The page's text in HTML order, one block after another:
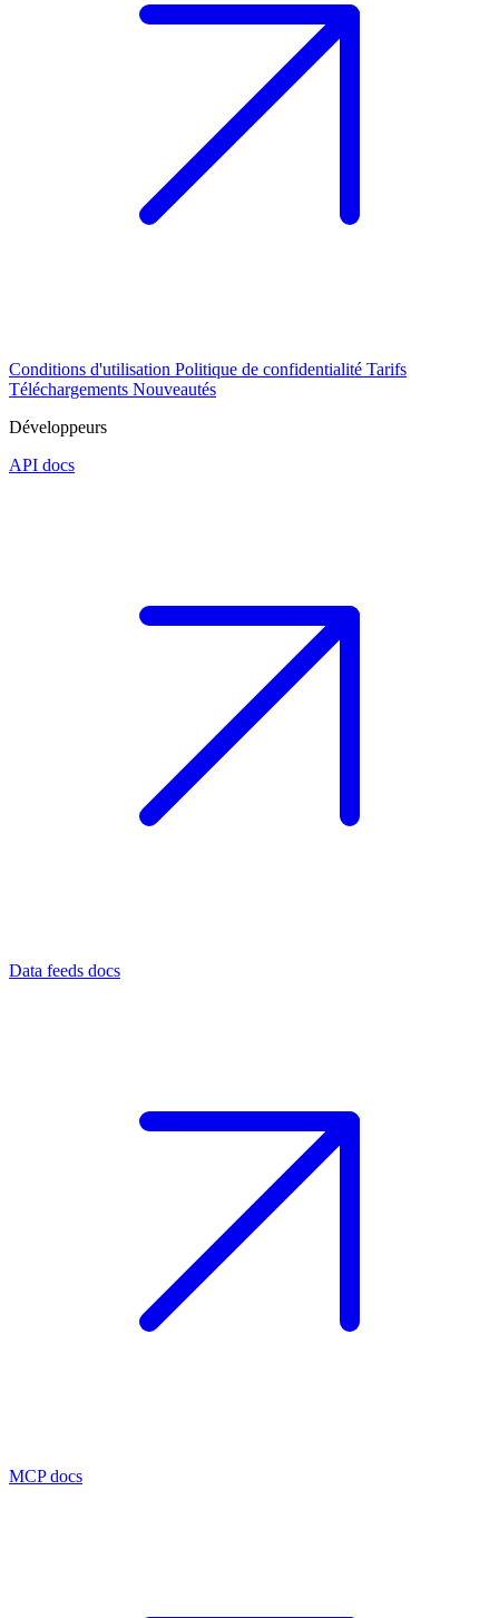
Conditions d'utilisation Politique de confidentialité Tarifs
Téléchargements Nouveautés
Développeurs
API docs
Data feeds docs
MCP docs